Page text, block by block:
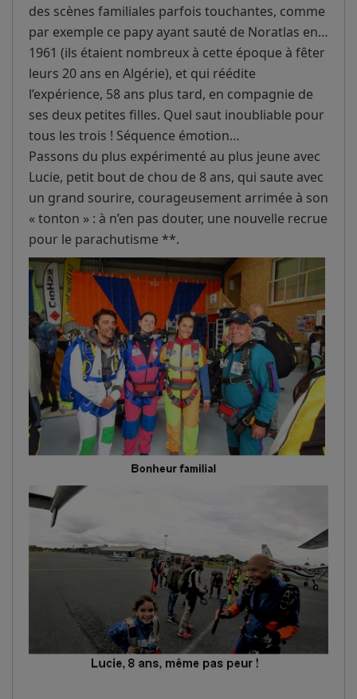
des scènes familiales parfois touchantes, comme
par exemple ce papy ayant sauté de Noratlas en…
1961 (ils étaient nombreux à cette époque à fêter
leurs 20 ans en Algérie), et qui réédite
l’expérience, 58 ans plus tard, en compagnie de
ses deux petites filles. Quel saut inoubliable pour
tous les trois ! Séquence émotion…
Passons du plus expérimenté au plus jeune avec
Lucie, petit bout de chou de 8 ans, qui saute avec
un grand sourire, courageusement arrimée à son
« tonton » : à n’en pas douter, une nouvelle recrue
pour le parachutisme **.